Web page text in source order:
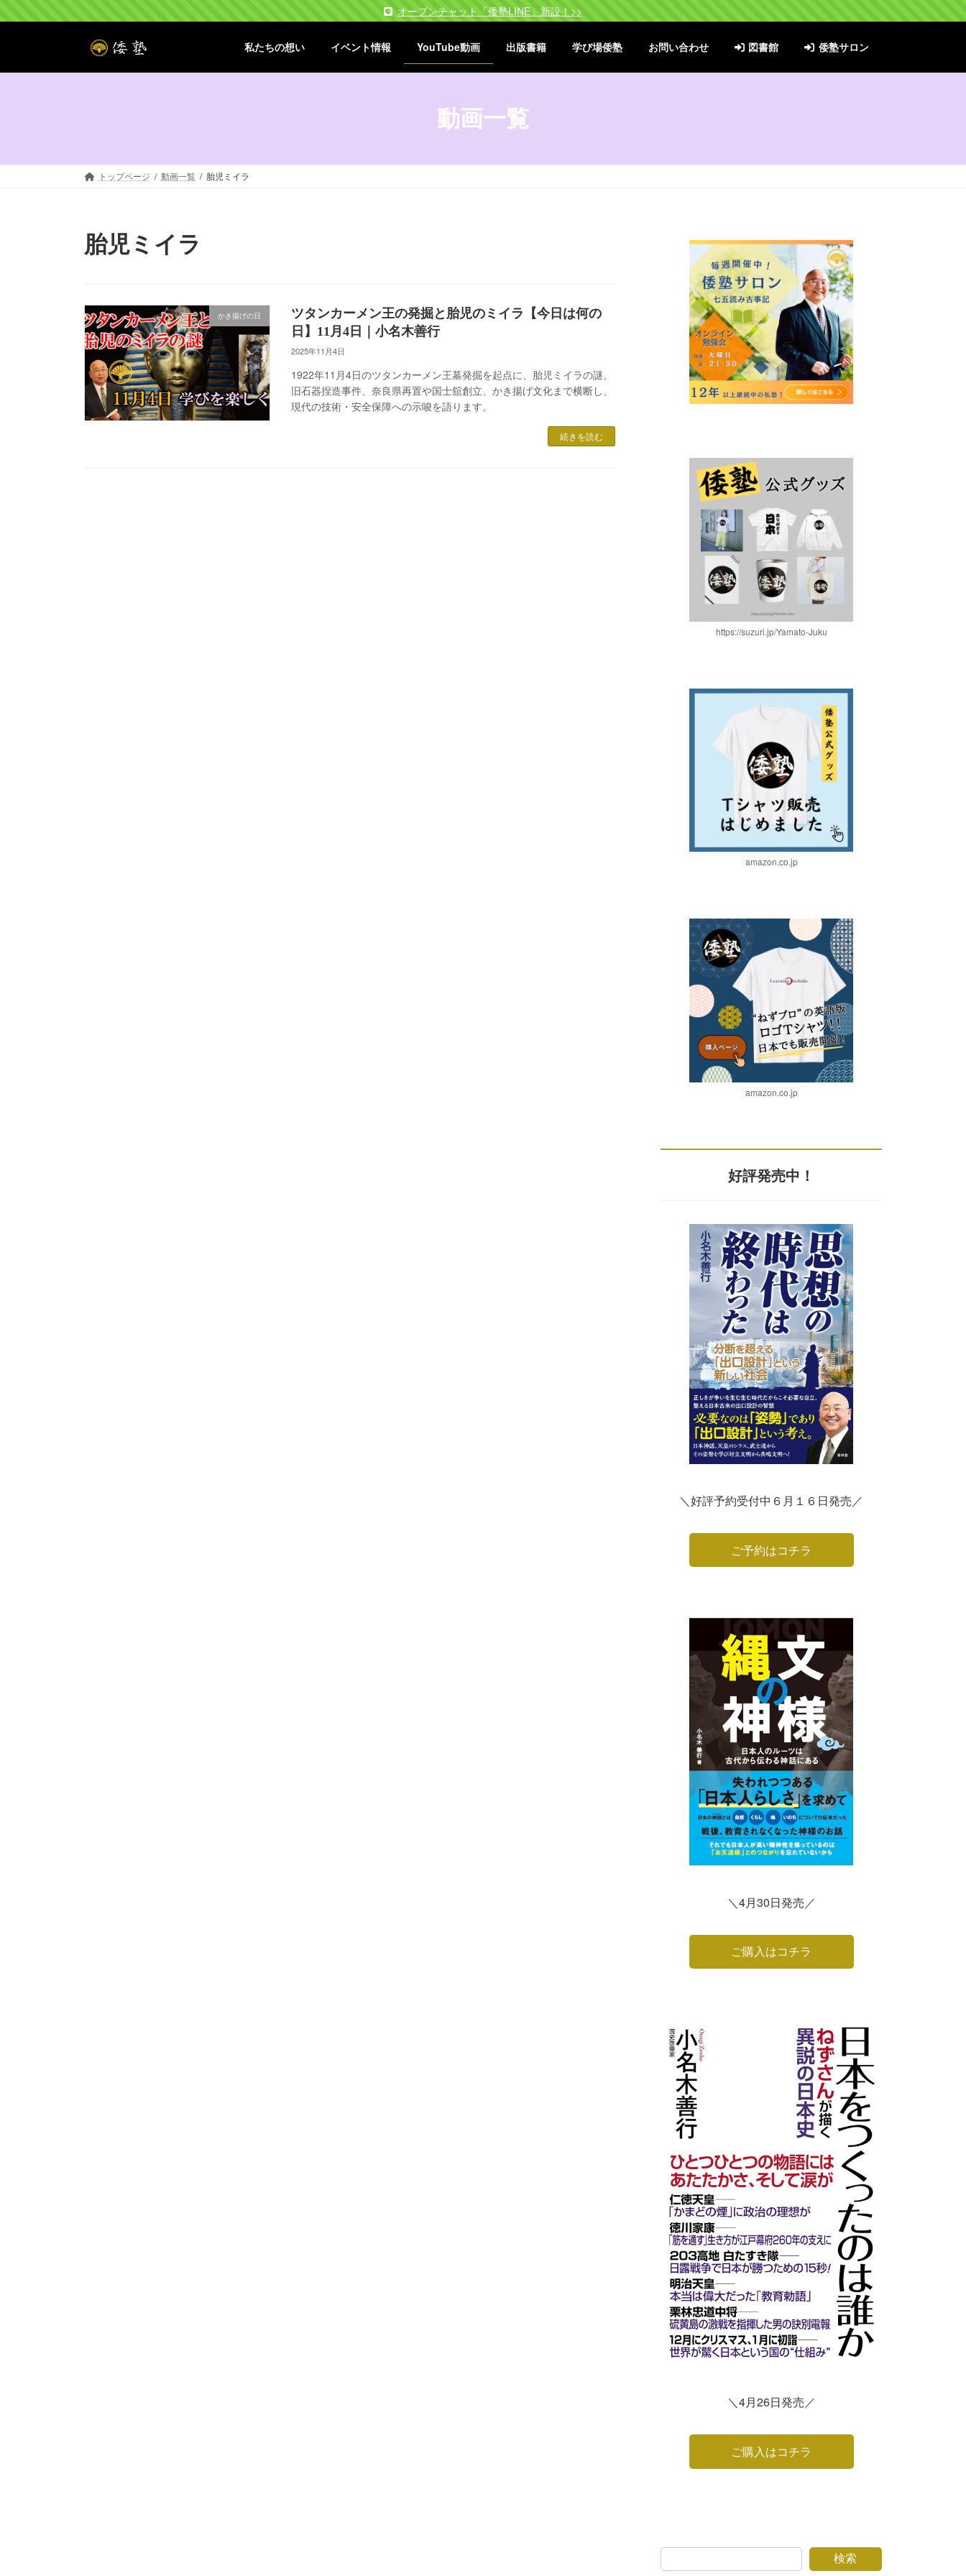
ン
ツ
プ
ビ
シ
動
オープンチャット「倭塾LINE」新設！>>
私たちの想い イベント情報 YouTube動画 出版書籍 学び場倭塾 お問い合わせ 図書館 倭塾サロン
動画一覧
トップページ 動画一覧 胎児ミイラ
胎児ミイラ
かき揚げの日
ツタンカーメン王の発掘と胎児のミイラ【今日は何の
日】11月4日｜小名木善行
2025年11月4日
1922年11月4日のツタンカーメン王墓発掘を起点に、胎児ミイラの謎、
旧石器捏造事件、奈良県再置や国士舘創立、かき揚げ文化まで横断し、
現代の技術・安全保障への示唆を語ります。
続きを読む
https://suzuri.jp/Yamato-Juku
amazon.co.jp
amazon.co.jp
好評発売中！
＼好評予約受付中６月１６日発売／
ご予約はコチラ
＼4月30日発売／
ご購入はコチラ
＼4月26日発売／
ご購入はコチラ
検索